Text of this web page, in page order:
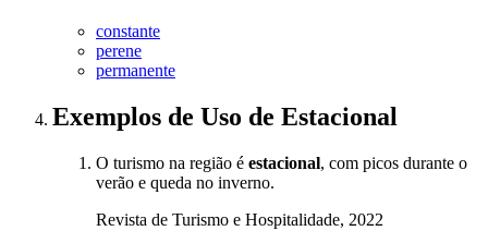
constante
perene
permanente
Exemplos de Uso de Estacional
O turismo na região é estacional, com picos durante o
verão e queda no inverno.
Revista de Turismo e Hospitalidade, 2022